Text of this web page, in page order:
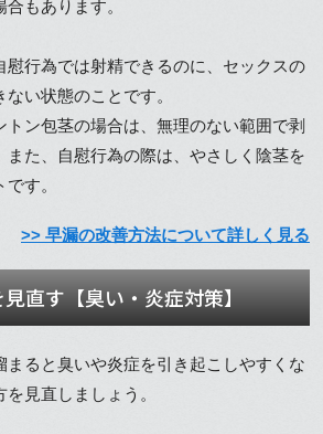
もあります。
慰行為では射精できるのに、セックスの
い状態のことです。
トン包茎の場合は、無理のない範囲で剥
また、自慰行為の際は、やさしく陰茎を
す。
>> 早漏の改善方法について詳しく見る
直す【臭い・炎症対策】
まると臭いや炎症を引き起こしやすくな
見直しましょう。